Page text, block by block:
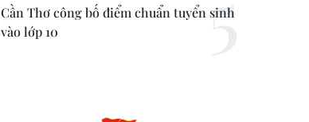
Cần Thơ công bố điểm chuẩn tuyển sinh
vào lớp 10